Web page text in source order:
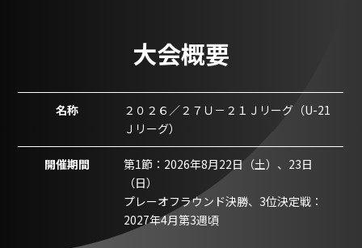
大会概要
名称
２０２６／２７Ｕ－２１Ｊリーグ（U-21
Ｊリーグ）
開催期間
第1節：2026年8月22日（土）、23日
（日）
プレーオフラウンド決勝、3位決定戦：
2027年4月第3週頃